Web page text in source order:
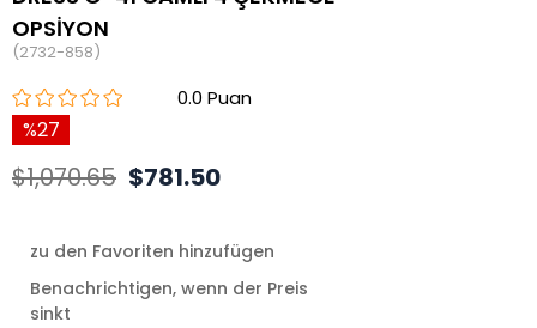
OPSİYON
(2732-858)
0.0
27
$1,070.65 $781.50
zu den Favoriten hinzufügen
Benachrichtigen, wenn der Preis
sinkt